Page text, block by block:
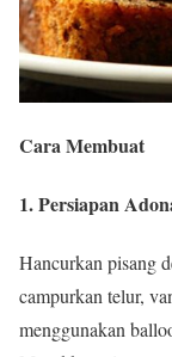
Cara Membuat
1. Persiapan
Hancurkan pisang
campurkan telur,
menggunakan